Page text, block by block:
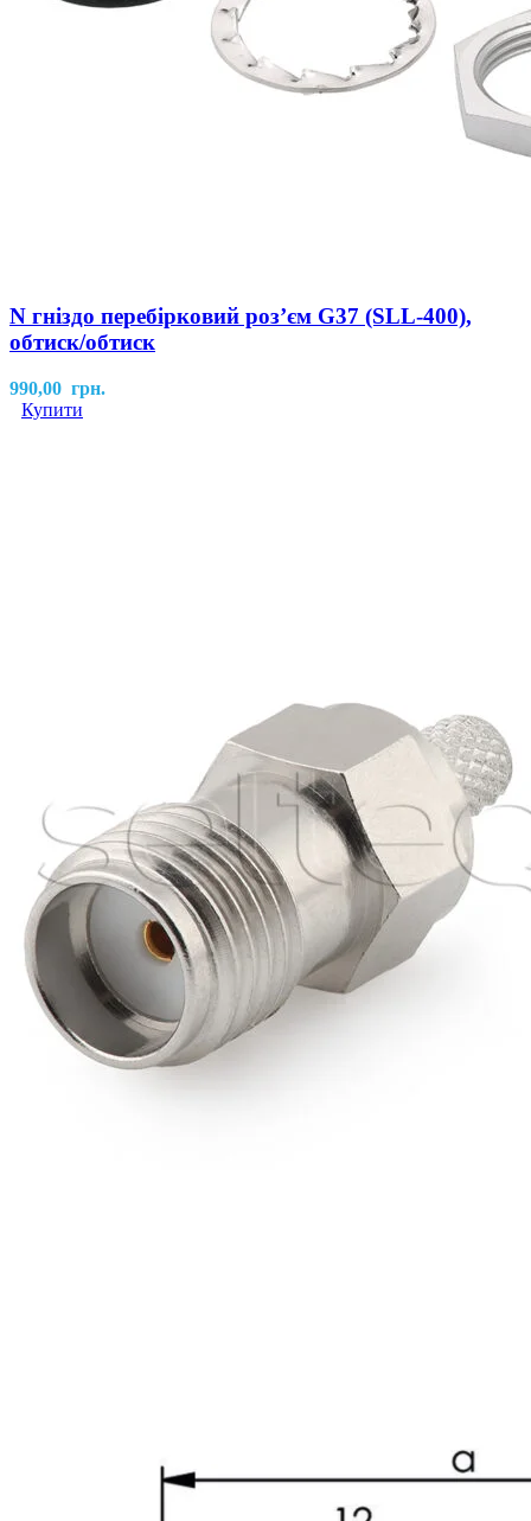
N гніздо перебірковий роз’єм G37 (SLL-400),
обтиск/обтиск
990,00 грн.
Купити